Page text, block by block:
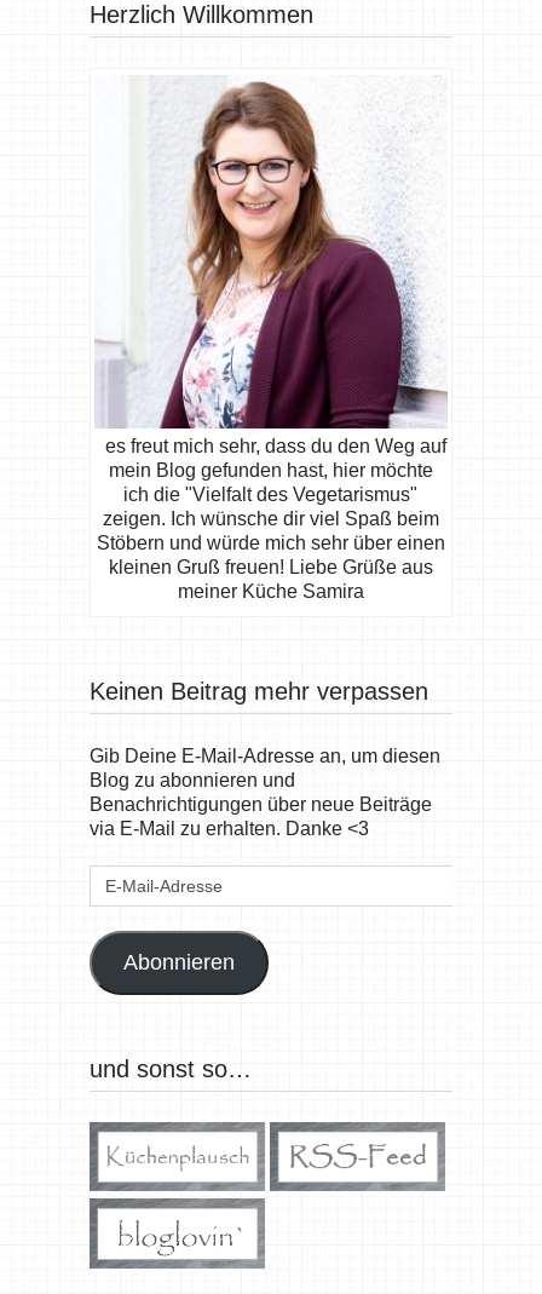
Herzlich Willkommen
es freut mich sehr, dass du den Weg auf
mein Blog gefunden hast, hier möchte
ich die "Vielfalt des Vegetarismus"
zeigen. Ich wünsche dir viel Spaß beim
Stöbern und würde mich sehr über einen
kleinen Gruß freuen! Liebe Grüße aus
meiner Küche Samira
Keinen Beitrag mehr verpassen
Gib Deine E-Mail-Adresse an, um diesen
Blog zu abonnieren und
Benachrichtigungen über neue Beiträge
via E-Mail zu erhalten. Danke <3
E-
Abonnieren
und sonst so…